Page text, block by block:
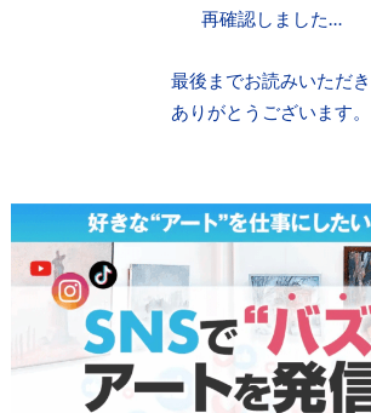
再確認しました…
最後までお読みいただき
ありがとうございます。